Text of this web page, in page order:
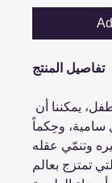
تفاصيل المنتج
وحِكماً
تمتزج بعالم